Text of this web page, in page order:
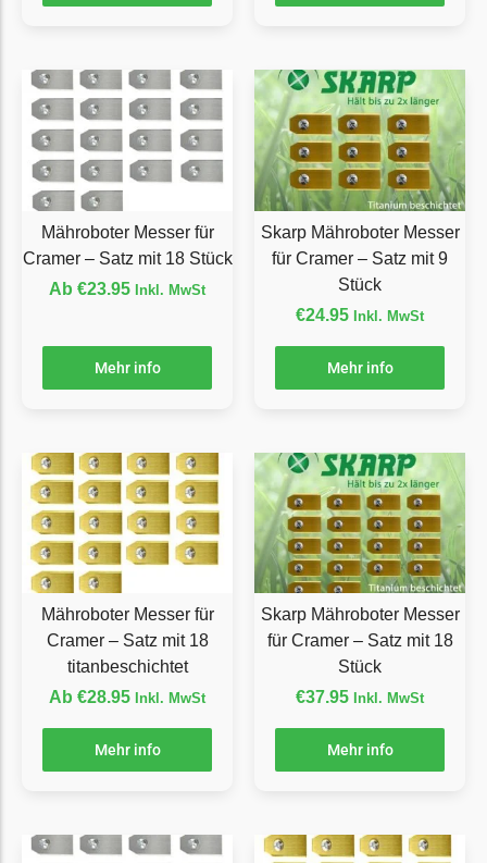
Einhell
Begrenzungsdraht
Etesia
Etesia Messer
Begrenzungsdraht
Eufy
Eufy Messer
Ferrex Messer
Begrenzungsdraht
Florabest Messer
Begrenzungsdraht
Flymo
Flymo Messer
Begrenzungsdraht
Fuxtec
Fuxtec Messer
Begrenzungsdraht
Garden Feelings
Garden Feelings Messer
Greenworks
Mähroboter Messer für
Cramer – Satz mit 18 Stück
Ab €23.95 Inkl. MwSt
Mehr info
Skarp Mähroboter Messer
für Cramer – Satz mit 9
Stück
€24.95 Inkl. MwSt
Mehr info
Mähroboter Messer für
Cramer – Satz mit 18
titanbeschichtet
Ab €28.95 Inkl. MwSt
Mehr info
Skarp Mähroboter Messer
für Cramer – Satz mit 18
Stück
€37.95 Inkl. MwSt
Mehr info